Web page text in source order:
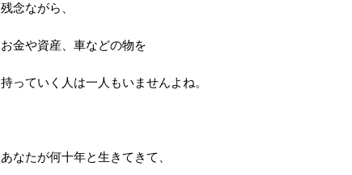
残念ながら、
お金や資産、車などの物を
持っていく人は一人もいませんよね。
あなたが何十年と生きてきて、